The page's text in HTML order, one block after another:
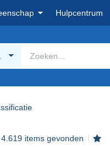
Hulpcentrum
4.619 items gevonden